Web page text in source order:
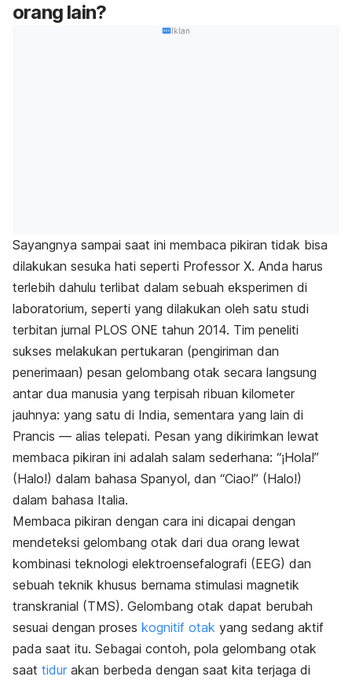
orang lain?
Iklan
Sayangnya sampai saat ini membaca pikiran tidak bisa
dilakukan sesuka hati seperti Professor X. Anda harus
terlebih dahulu terlibat dalam sebuah eksperimen di
laboratorium, seperti yang dilakukan oleh satu studi
terbitan jurnal PLOS ONE tahun 2014. Tim peneliti
sukses melakukan pertukaran (pengiriman dan
penerimaan) pesan gelombang otak secara langsung
antar dua manusia yang terpisah ribuan kilometer
jauhnya: yang satu di India, sementara yang lain di
Prancis — alias telepati. Pesan yang dikirimkan lewat
membaca pikiran ini adalah salam sederhana: “¡Hola!”
(Halo!) dalam bahasa Spanyol, dan “Ciao!” (Halo!)
dalam bahasa Italia.
Membaca pikiran dengan cara ini dicapai dengan
mendeteksi gelombang otak dari dua orang lewat
kombinasi teknologi elektroensefalografi (EEG) dan
sebuah teknik khusus bernama stimulasi magnetik
transkranial (TMS). Gelombang otak dapat berubah
sesuai dengan proses kognitif otak yang sedang aktif
pada saat itu. Sebagai contoh, pola gelombang otak
saat tidur akan berbeda dengan saat kita terjaga di